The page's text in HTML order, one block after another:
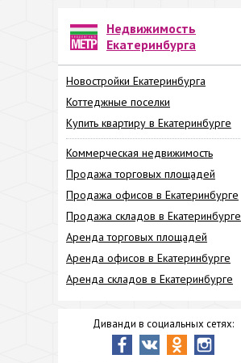
Недвижимость
Екатеринбурга
Новостройки Екатеринбурга
Коттеджные поселки
Купить квартиру в Екатеринбурге
Коммерческая недвижимость
Продажа торговых площадей
Продажа офисов в Екатеринбурге
Продажа складов в Екатеринбурге
Аренда торговых площадей
Аренда офисов в Екатеринбурге
Аренда складов в Екатеринбурге
Диванди в социальных сетях: